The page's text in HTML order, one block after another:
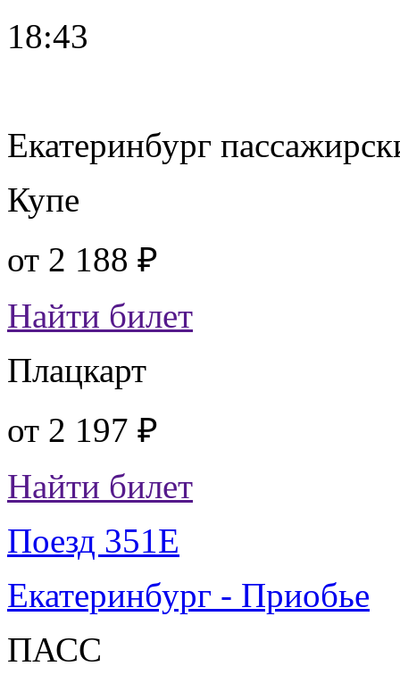
18:43
Екатеринбург
Купе
от 2 188 ₽
Найти билет
Плацкарт
от 2 197 ₽
Найти билет
Поезд 351Е
Екатеринбург - Приобье
ПАСС